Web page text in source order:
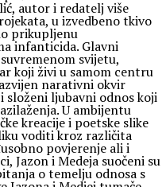
autor i redatelj više
u izvedbeno tkivo
prikupljenu
infanticida. Glavni
svijetu,
koji živi u samom centru
narativni okvir
složeni ljubavni odnos koji
U ambijentu
kreacije i poetske slike
voditi kroz različita
povjerenje ali i
Jazon i Medeja suočeni su
o temelju odnosa s